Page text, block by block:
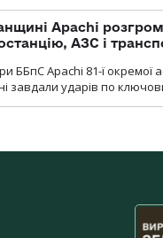
Apachi
АЗС і
ББпС Apachi 81-ї окремої
завдали ударів по